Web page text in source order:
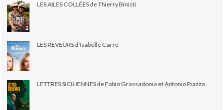
LES AILES COLLÉES de Thierry Binisti
LES RÊVEURS d'Isabelle Carré
LETTRES SICILIENNES de Fabio Grassadonia et Antonio Piazza